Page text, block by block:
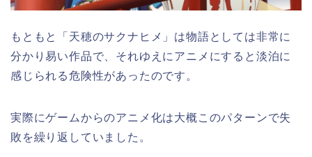
もともと「天穂のサクナヒメ」は物語としては非常に
分かり易い作品で、それゆえにアニメにすると淡泊に
感じられる危険性があったのです。
実際にゲームからのアニメ化は大概このパターンで失
敗を繰り返していました。